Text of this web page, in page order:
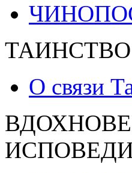
О связи